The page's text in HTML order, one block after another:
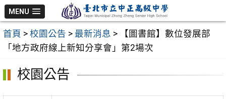
跳
至
主
MENU
首頁 > 校園公告 > 最新消息 >
【圖書館】數位發展部
「地方政府線上新知分享會」第2場次
校園公告